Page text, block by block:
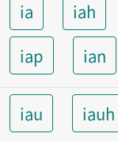
ia iah
iap
ian
iau iauh